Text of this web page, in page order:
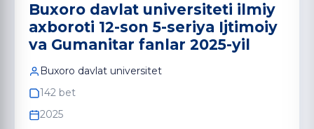
Buxoro davlat universiteti ilmiy
axboroti 12-son 5-seriya Ijtimoiy
va Gumanitar fanlar 2025-yil
Buxoro davlat universitet
142 bet
2025